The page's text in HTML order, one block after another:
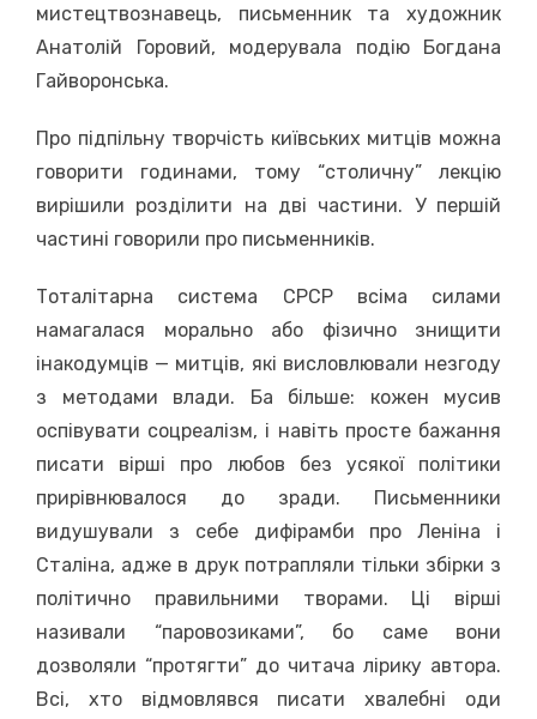
мистецтвознавець, письменник та художник
Анатолій Горовий, модерувала подію Богдана
Гайворонська.
Про підпільну творчість київських митців можна
говорити годинами, тому “столичну” лекцію
вирішили розділити на дві частини. У першій
частині говорили про письменників.
Тоталітарна система СРСР всіма силами
намагалася морально або фізично знищити
інакодумців — митців, які висловлювали незгоду
з методами влади. Ба більше: кожен мусив
оспівувати соцреалізм, і навіть просте бажання
писати вірші про любов без усякої політики
прирівнювалося до зради. Письменники
видушували з себе дифірамби про Леніна і
Сталіна, адже в друк потрапляли тільки збірки з
політично правильними творами. Ці вірші
називали “паровозиками”, бо саме вони
дозволяли “протягти” до читача лірику автора.
Всі, хто відмовлявся писати хвалебні оди